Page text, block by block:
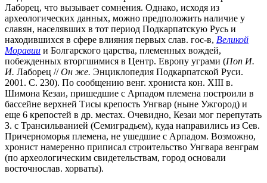
Лаборец, что вызывает сомнения. Однако, исходя из
археологических данных, можно предположить наличие у
славян, населявших в тот период Подкарпатскую Русь и
находившихся в сфере влияния первых слав. гос-в, Великой
Моравии и Болгарского царства, племенных вождей,
побежденных вторгшимися в Центр. Европу уграми (Поп И.
И. Лаборец //Он же. Энциклопедия Подкарпатской Руси.
2001. С. 230). По сообщению венг. хрониста кон. ХIII в.
Шимона Кезаи, пришедшие с Арпадом племена построили в
бассейне верхней Тисы крепость Унгвар (ныне Ужгород) и
еще 6 крепостей в др. местах. Очевидно, Кезаи мог перепутать
З. с Трансильванией (Семиградьем), куда направились из Сев.
Причерноморья племена, не ушедшие с Арпадом. Возможно,
хронист намеренно приписал строительство Унгвара венграм
(по археологическим свидетельствам, город основали
восточнослав. хорваты).